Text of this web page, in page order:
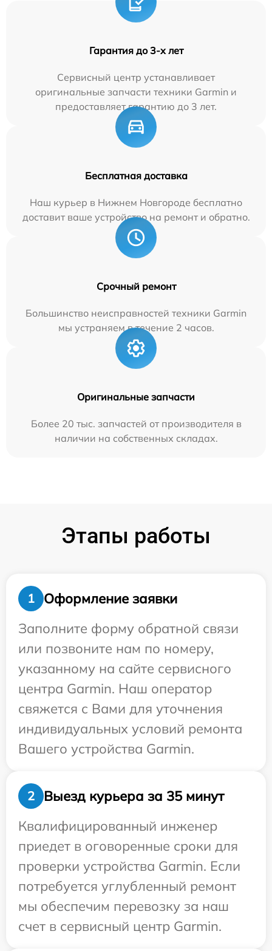
Гарантия до 3-х лет
Сервисный центр устанавливает
оригинальные запчасти техники Garmin и
предоставляет гарантию до 3 лет.
Бесплатная доставка
Наш курьер в Нижнем Новгороде бесплатно
доставит ваше устройство на ремонт и обратно.
Срочный ремонт
Большинство неисправностей техники Garmin
мы устраняем в течение 2 часов.
Оригинальные запчасти
Более 20 тыс. запчастей от производителя в
наличии на собственных складах.
Этапы работы
1
Оформление заявки
Заполните форму обратной связи
или позвоните нам по номеру,
указанному на сайте сервисного
центра Garmin. Наш оператор
свяжется с Вами для уточнения
индивидуальных условий ремонта
Вашего устройства Garmin.
2
Выезд курьера за 35 минут
Квалифицированный инженер
приедет в оговоренные сроки для
проверки устройства Garmin. Если
потребуется углубленный ремонт
мы обеспечим перевозку за наш
счет в сервисный центр Garmin.